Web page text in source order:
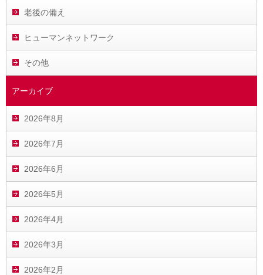
老後の備え
ヒューマンネットワーク
その他
アーカイブ
2026年8月
2026年7月
2026年6月
2026年5月
2026年4月
2026年3月
2026年2月